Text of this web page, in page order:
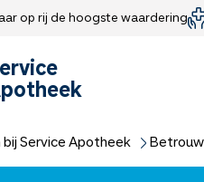
op rij de hoogste waardering
consult
APK
Service Apotheek